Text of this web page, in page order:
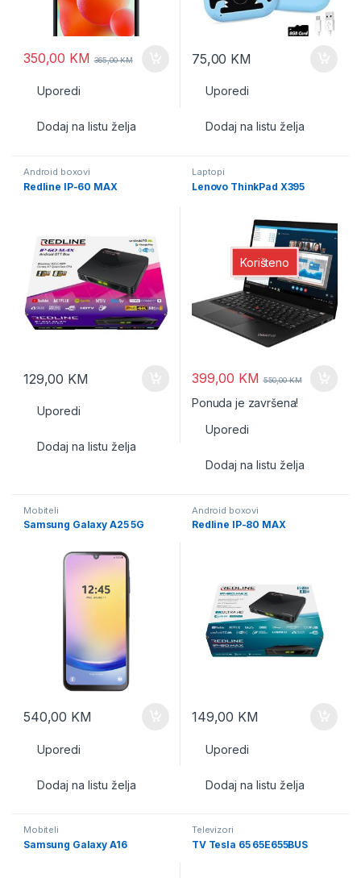
350,00 KM 365,00KM
Uporedi
Dodaj na listu želja
75,00 KM
Uporedi
Dodaj na listu želja
Android boxovi
Redline IP-60 MAX
129,00 KM
Uporedi
Dodaj na listu želja
Korišteno
Laptopi
Lenovo ThinkPad X395
399,00 KM 550,00KM
Ponuda je završena!
Uporedi
Dodaj na listu želja
Mobiteli
Samsung Galaxy A25 5G
540,00 KM
Uporedi
Dodaj na listu želja
Android boxovi
Redline IP-80 MAX
149,00 KM
Uporedi
Dodaj na listu želja
Mobiteli
Samsung Galaxy A16
Televizori
TV Tesla 65 65E655BUS